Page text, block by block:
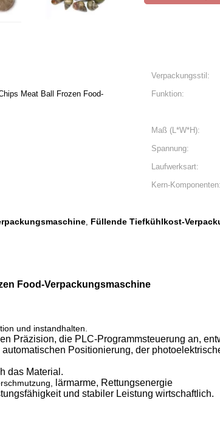
Verpackungsstil:
Meat Ball Frozen Food-
Funktion:
Maß (L*W*H):
Spannung:
Laufwerksart:
Kern-Komponenten:
, Füllende Tiefkühlkost-
Food-Verpackungsmaschine
und instandhalten.
Präzision, die PLC-Programmsteuerung an,
Positionierung, der
das Material.
lärmarme, Rettungsenergie
und stabiler Leistung wirtschaftlich.